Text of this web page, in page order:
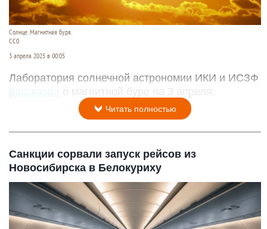
Солнце. Магнитная буря.
СС0
3 апреля 2025 в 00:05
Лаборатория солнечной астрономии ИКИ и ИСЗФ
рассказал
о магнитной буре на 3 апреля.
Читать полностью
Санкции сорвали запуск рейсов из
Новосибирска в Белокуриху